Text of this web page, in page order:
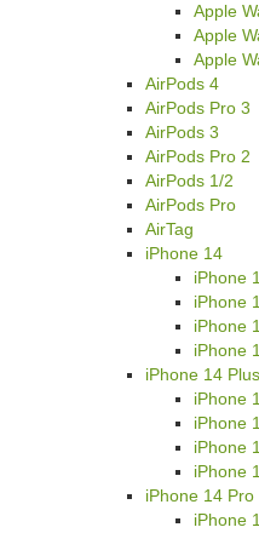
Apple
Apple
Apple
AirPods 4
AirPods Pro 3
AirPods 3
AirPods Pro 2
AirPods 1/2
AirPods Pro
AirTag
iPhone 14
iPhone
iPhone
iPhone
iPhone
iPhone 14 Plus
iPhone
iPhone
iPhone
iPhone
iPhone 14 Pro
iPhone